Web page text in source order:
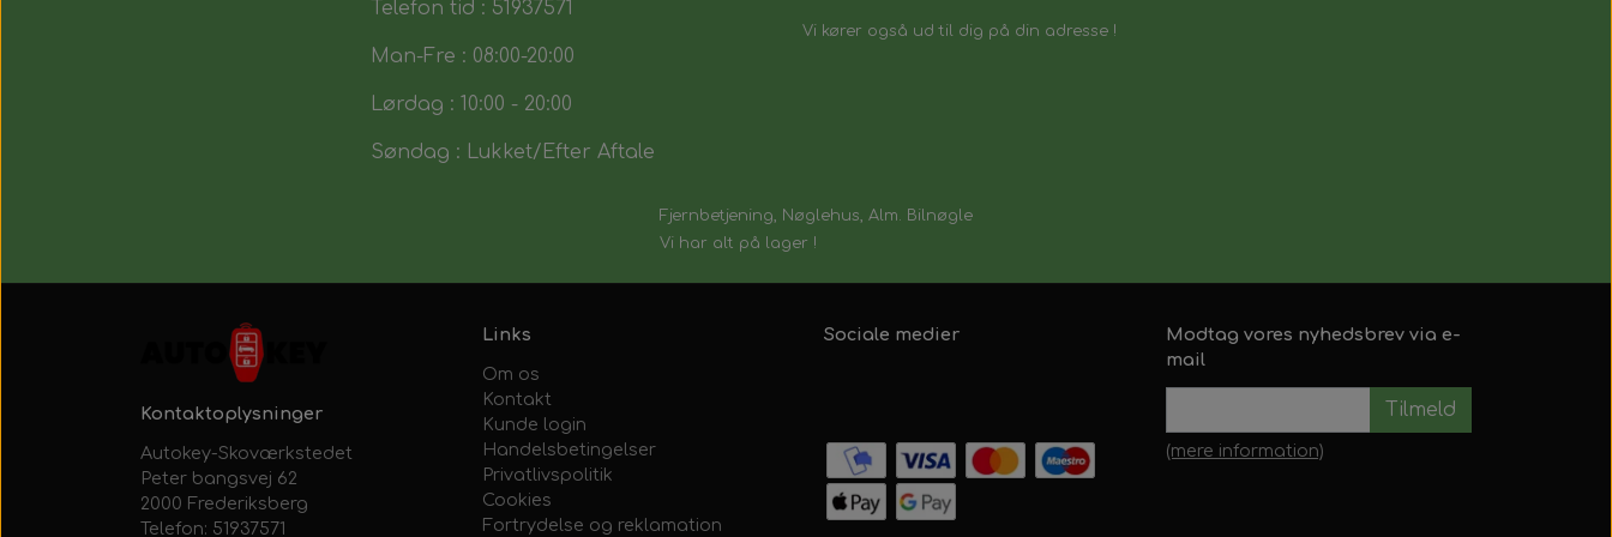
Telefon tid : 51937571
Man-Fre : 08:00-20:00
Lørdag : 10:00 - 20:00
Søndag : Lukket/Efter Aftale
Vi kører også ud til dig på din adresse !
Fjernbetjening, Nøglehus, Alm. Bilnøgle
Vi har alt på lager !
Kontaktoplysninger
Autokey-Skoværkstedet
Peter bangsvej 62
2000 Frederiksberg
Telefon: 51937571
Links
Om os
Kontakt
Kunde login
Handelsbetingelser
Privatlivspolitik
Cookies
Fortrydelse og reklamation
Sociale medier
Modtag vores nyhedsbrev via e-
mail
Tilmeld
(mere information)